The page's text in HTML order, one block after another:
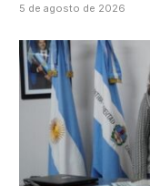
5 de agosto de 2026